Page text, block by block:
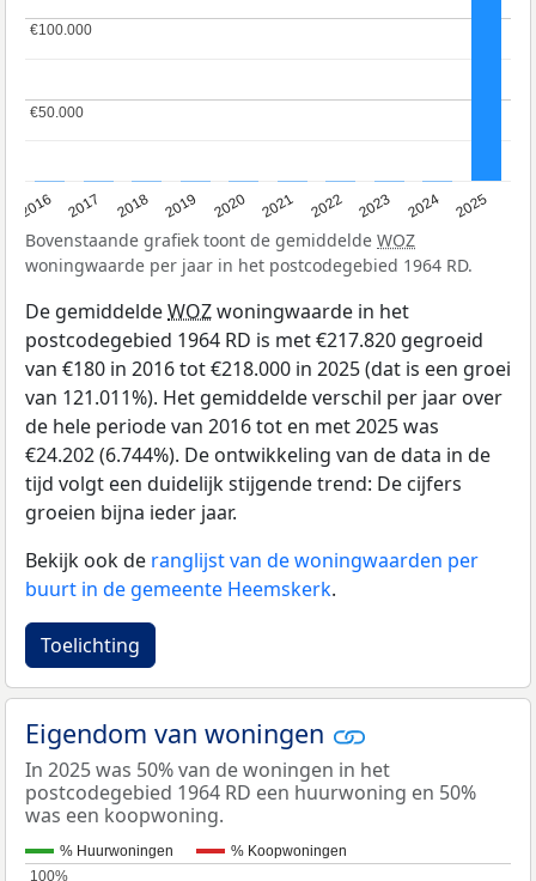
2016 2017 2018 2019 2020 2021 2022 2023 2024 2025
€50.000
€50.000
€100.000
€100.000
Bovenstaande grafiek toont de gemiddelde WOZ
woningwaarde per jaar in het postcodegebied 1964 RD.
De gemiddeldeWOZwoningwaarde in het
postcodegebied 1964 RD is met €217.820 gegroeid
van €180 in 2016 tot €218.000 in 2025 (dat is een groei
van 121.011%). Het gemiddelde verschil per jaar over
de hele periode van 2016 tot en met 2025 was
€24.202 (6.744%). De ontwikkeling van de data in de
tijd volgt een duidelijk stijgende trend: De cijfers
groeien bijna ieder jaar.
Bekijk ook de ranglijst van de woningwaarden per
buurt in de gemeente Heemskerk.
Toelichting
Eigendom van woningen
In 2025 was 50% van de woningen in het
postcodegebied 1964 RD een huurwoning en 50%
was een koopwoning.
% Huurwoningen
% Koopwoningen
100%
100%